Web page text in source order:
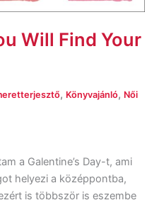
​Will Find Your
, Könyvajánló, Női
a Galentine’s Day-t, ami
helyezi a középpontba,
is többször is eszembe